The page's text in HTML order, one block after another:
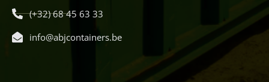
(+32) 68 45 63 33
info@abjcontainers.be